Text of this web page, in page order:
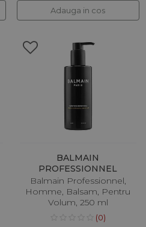
Adauga in cos
BALMAIN
PROFESSIONNEL
Balmain Professionnel,
Homme, Balsam, Pentru
Volum, 250 ml
(0)